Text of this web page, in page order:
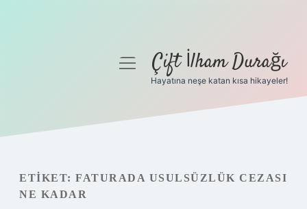
Gizlilik Politikası
Hakkımızda
menüyüÇift İlham Durağı
Hayatına neşe katan kısa hikayeler!
ETIKET: FATURADA USULSÜZLÜK CEZASI
NE KADAR